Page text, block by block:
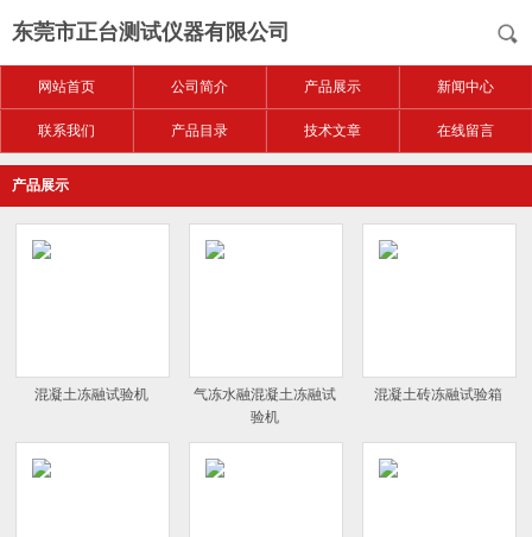
东莞市正台测试仪器有限公司
网站首页 公司简介 产品展示 新闻中心
联系我们 产品目录 技术文章 在线留言
产品展示
混凝土冻融试验机
气冻水融混凝土冻融试
验机
混凝土砖冻融试验箱